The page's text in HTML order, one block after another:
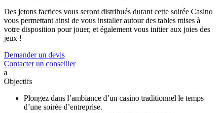
Des jetons factices vous seront distribués durant cette soirée Casino
vous permettant ainsi de vous installer autour des tables mises à
votre disposition pour jouer, et également vous initier aux joies des
jeux !
Demander un devis
Contacter un conseiller
a
Objectifs
Plongez dans l’ambiance d’un casino traditionnel le temps
d’une soirée d’entreprise.